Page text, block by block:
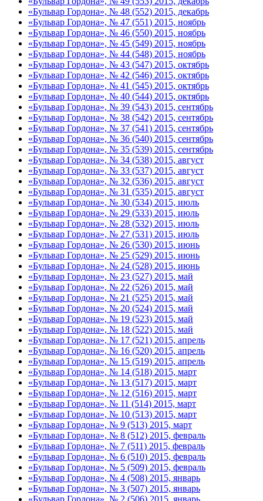
«Бульвар Гордона», № 48 (552) 2015, декабрь
«Бульвар Гордона», № 47 (551) 2015, ноябрь
«Бульвар Гордона», № 46 (550) 2015, ноябрь
«Бульвар Гордона», № 45 (549) 2015, ноябрь
«Бульвар Гордона», № 44 (548) 2015, ноябрь
«Бульвар Гордона», № 43 (547) 2015, октябрь
«Бульвар Гордона», № 42 (546) 2015, октябрь
«Бульвар Гордона», № 41 (545) 2015, октябрь
«Бульвар Гордона», № 40 (544) 2015, октябрь
«Бульвар Гордона», № 39 (543) 2015, сентябрь
«Бульвар Гордона», № 38 (542) 2015, сентябрь
«Бульвар Гордона», № 37 (541) 2015, сентябрь
«Бульвар Гордона», № 36 (540) 2015, сентябрь
«Бульвар Гордона», № 35 (539) 2015, сентябрь
«Бульвар Гордона», № 34 (538) 2015, август
«Бульвар Гордона», № 33 (537) 2015, август
«Бульвар Гордона», № 32 (536) 2015, август
«Бульвар Гордона», № 31 (535) 2015, август
«Бульвар Гордона», № 30 (534) 2015, июль
«Бульвар Гордона», № 29 (533) 2015, июль
«Бульвар Гордона», № 28 (532) 2015, июль
«Бульвар Гордона», № 27 (531) 2015, июль
«Бульвар Гордона», № 26 (530) 2015, июнь
«Бульвар Гордона», № 25 (529) 2015, июнь
«Бульвар Гордона», № 24 (528) 2015, июнь
«Бульвар Гордона», № 23 (527) 2015, май
«Бульвар Гордона», № 22 (526) 2015, май
«Бульвар Гордона», № 21 (525) 2015, май
«Бульвар Гордона», № 20 (524) 2015, май
«Бульвар Гордона», № 19 (523) 2015, май
«Бульвар Гордона», № 18 (522) 2015, май
«Бульвар Гордона», № 17 (521) 2015, апрель
«Бульвар Гордона», № 16 (520) 2015, апрель
«Бульвар Гордона», № 15 (519) 2015, апрель
«Бульвар Гордона», № 14 (518) 2015, март
«Бульвар Гордона», № 13 (517) 2015, март
«Бульвар Гордона», № 12 (516) 2015, март
«Бульвар Гордона», № 11 (514) 2015, март
«Бульвар Гордона», № 10 (513) 2015, март
«Бульвар Гордона», № 9 (513) 2015, март
«Бульвар Гордона», № 8 (512) 2015, февраль
«Бульвар Гордона», № 7 (511) 2015, февраль
«Бульвар Гордона», № 6 (510) 2015, февраль
«Бульвар Гордона», № 5 (509) 2015, февраль
«Бульвар Гордона», № 4 (508) 2015, январь
«Бульвар Гордона», № 3 (507) 2015, январь
«Бульвар Гордона», № 2 (506) 2015, январь